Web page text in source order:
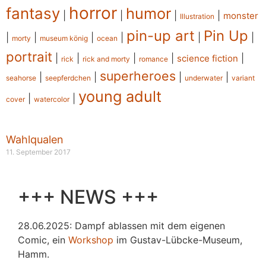
fantasy horror humor Illustration monster
morty museum könig ocean pin-up art Pin Up
portrait rick rick and morty romance science fiction
seahorse seepferdchen superheroes underwater| variant
cover| watercolor| young adult
Wahlqualen
11. September 2017
+++ NEWS +++
28.06.2025: Dampf ablassen mit dem eigenen
Comic, ein Workshop im Gustav-Lübcke-Museum,
Hamm.